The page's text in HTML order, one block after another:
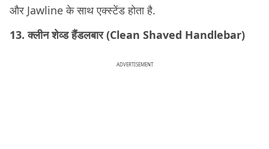
और Jawline के साथ एक्स्टेंड होता है.
13. क्लीन शेव्ड हैंडलबार (Clean Shaved Handlebar)
ADVERTISEMENT